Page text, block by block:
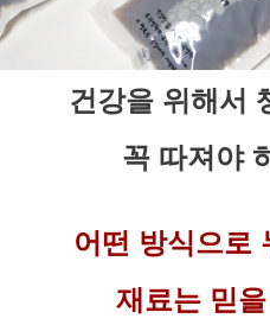
건강을 위해서
꼭 따져야
어떤 방식으로
재료는 믿